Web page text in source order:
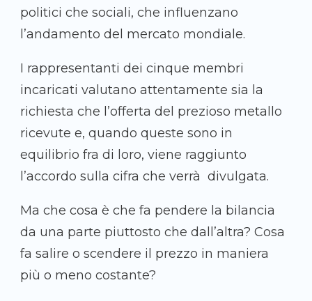
politici che sociali, che influenzano
l’andamento del mercato mondiale.
I rappresentanti dei cinque membri
incaricati valutano attentamente sia la
richiesta che l’offerta del prezioso metallo
ricevute e, quando queste sono in
equilibrio fra di loro, viene raggiunto
l’accordo sulla cifra che verrà divulgata.
Ma che cosa è che fa pendere la bilancia
da una parte piuttosto che dall’altra? Cosa
fa salire o scendere il prezzo in maniera
più o meno costante?